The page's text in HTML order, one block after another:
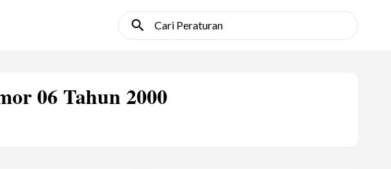
search Cari Peraturan
06 Tahun 2000